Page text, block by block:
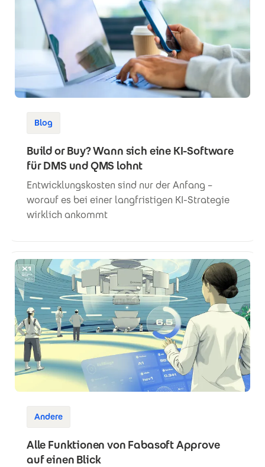
Blog
Build or Buy? Wann sich eine KI-Software
für DMS und QMS lohnt
Entwicklungskosten sind nur der Anfang –
worauf es bei einer langfristigen KI-Strategie
wirklich ankommt
Andere
Alle Funktionen von Fabasoft Approve
auf einen Blick